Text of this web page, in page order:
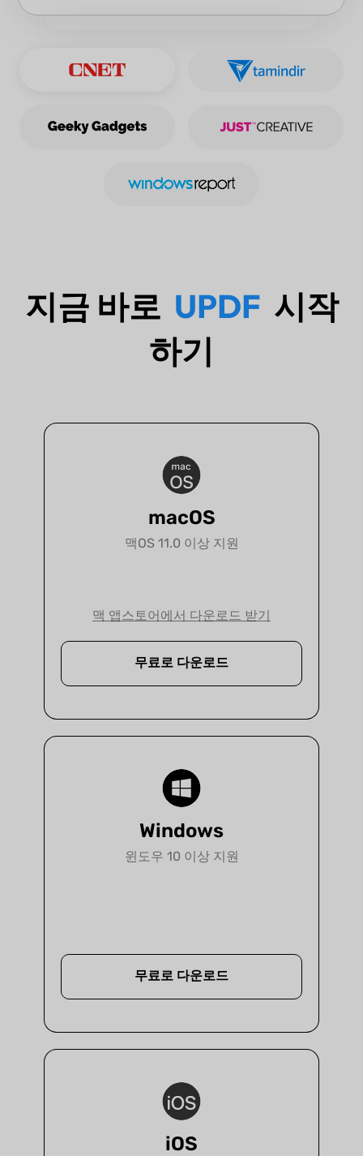
UPDF는 종이 없는 환경, 생산성 향상, 협업 강
화를 원하는 모든 로펌을 위한 최적의 솔루션
입니다.
지금 바로 UPDF 시작
하기
macOS
맥OS 11.0 이상 지원
맥 앱스토어에서 다운로드 받기
무료로 다운로드
Windows
윈도우 10 이상 지원
무료로 다운로드
iOS